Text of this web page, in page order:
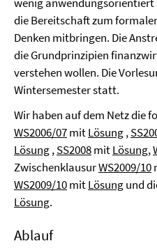
die Bereitschaft zum
Denken mitbringen. Die
die Grundprinzipien
verstehen wollen. Die
Wintersemester statt.
Wir haben auf dem Netz die
WS2006/07mitLösung,
Lösung,SS2008mitLösung,
ZwischenklausurWS2009/10
WS2009/10mitLösungund
Lösung.
Ablauf